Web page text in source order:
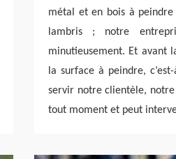
métal et en bois à
lambris ; notre
minutieusement. Et avant
la surface à peindre,
servir notre clientèle,
tout moment et peut